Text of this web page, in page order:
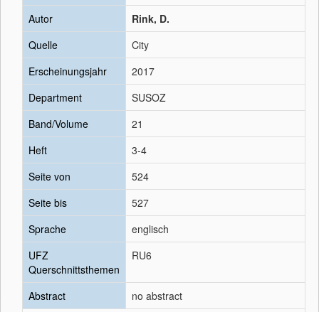
Autor
Rink, D.
Quelle
City
Erscheinungsjahr
2017
Department
SUSOZ
Band/Volume
21
Heft
3-4
Seite von
524
Seite bis
527
Sprache
englisch
UFZ
Querschnittsthemen
RU6
Abstract
no abstract